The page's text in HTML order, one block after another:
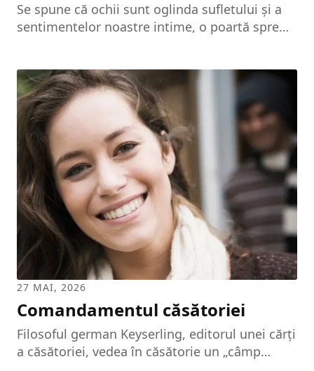
Se spune că ochii sunt oglinda sufletului și a
sentimentelor noastre intime, o poartă spre
putea spune că nicio altă componentă a
trupului omenesc nu poate transmite atâtea
trăiri așa cum o fac ochii. Pentru ca o femeie
să fie considerată frumoasă, conform opiniei
generale, aceasta trebuie întotdeauna să aibă
ochii vioi, expresivi, ceea ce denotă o stare
bună de sănătate. Desigur, dacă nu ne stă...
27 MAI, 2026
Comandamentul căsătoriei
Filosoful german Keyserling, editorul unei cărți
a căsătoriei, vedea în căsătorie un „câmp